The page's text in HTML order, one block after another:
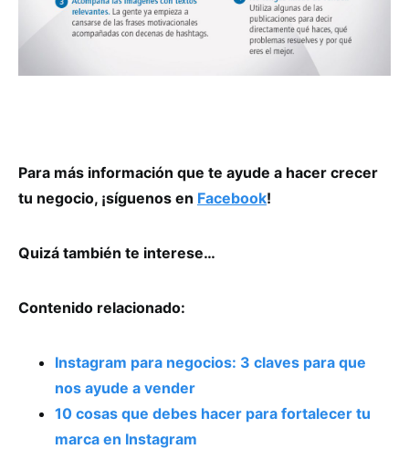
Para más información que te ayude a hacer crecer
tu negocio, ¡síguenos en Facebook!
Quizá también te interese…
Contenido relacionado:
Instagram para negocios: 3 claves para que
nos ayude a vender
10 cosas que debes hacer para fortalecer tu
marca en Instagram